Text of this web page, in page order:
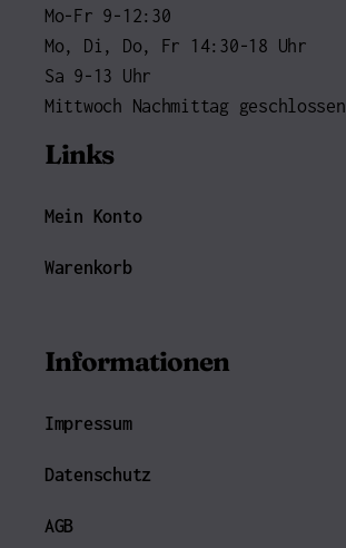
Mo-Fr 9-12:30
Mo, Di, Do, Fr 14:30-18 Uhr
Sa 9-13 Uhr
Mittwoch Nachmittag geschlossen
Links
Mein Konto
Warenkorb
Informationen
Impressum
Datenschutz
AGB